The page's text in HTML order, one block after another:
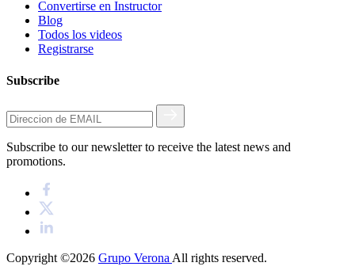
Convertirse en Instructor
Blog
Todos los videos
Registrarse
Subscribe
Subscribe to our newsletter to receive the latest news and
promotions.
Copyright ©2026 Grupo Verona All rights reserved.